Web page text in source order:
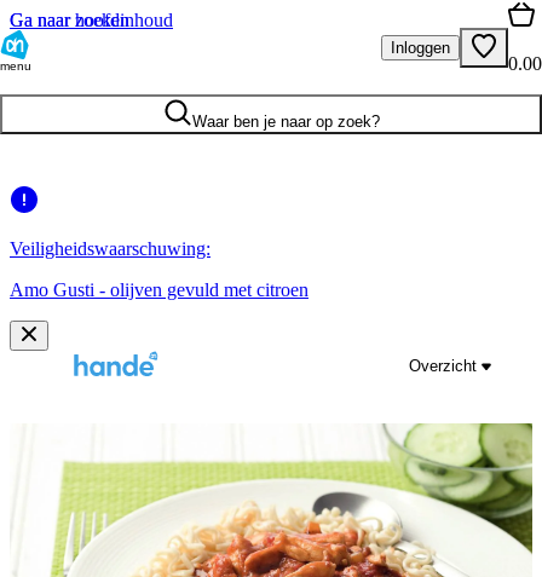
Ga naar hoofdinhoud
Ga naar zoeken
menu
Inloggen
0.00
Waar ben je naar op zoek?
Veiligheidswaarschuwing:
Amo Gusti - olijven gevuld met citroen
Overzicht